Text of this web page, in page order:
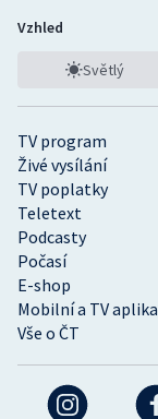
TV program
Živé vysílání
TV poplatky
Teletext
Podcasty
Počasí
E-shop
Mobilní a TV
Vše o ČT
Vzhled
Světlý